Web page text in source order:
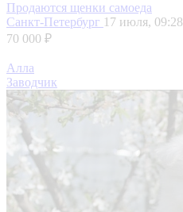
Продаются щенки самоеда
Санкт-Петербург 17 июля, 09:28
70 000 ₽
Алла
Заводчик